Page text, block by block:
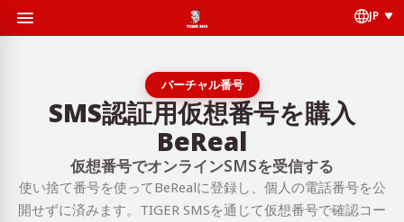
JP
バーチャル番号
SMS認証用仮想番号を購入
BeReal
仮想番号でオンラインSMSを受信する
使い捨て番号を使ってBeRealに登録し、個人の電話番号を公
開せずに済みます。TIGER SMSを通じて仮想番号で確認コー